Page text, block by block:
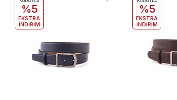
%5
EKSTRA
İNDİRİM
%5
EKSTRA
İNDİRİM